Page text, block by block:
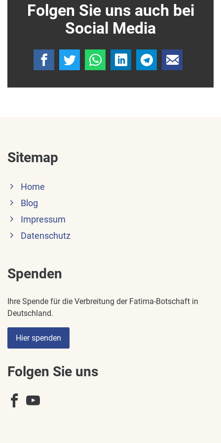
Folgen Sie uns auch bei
Social Media
Sitemap
Home
Blog
Impressum
Datenschutz
Spenden
Ihre Spende für die Verbreitung der Fatima-Botschaft in
Deutschland.
Hier spenden
Folgen Sie uns